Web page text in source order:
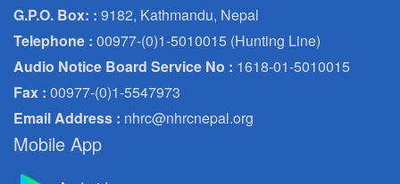
G.P.O. Box: : 9182, Kathmandu, Nepal
Telephone : 00977-(0)1-5010015 (Hunting Line)
Audio Notice Board Service No : 1618-01-5010015
Fax : 00977-(0)1-5547973
Email Address : nhrc@nhrcnepal.org
Mobile App